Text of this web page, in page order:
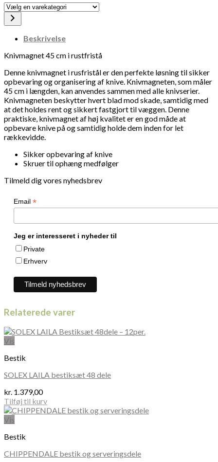
Vælg
en
varekategori
Beskrivelse
Knivmagnet 45 cm i rustfristå
Denne knivmagnet i rusfristål er den perfekte løsning til sikker
opbevaring og organisering af knive. Knivmagneten, som måler
45 cm i længden, kan anvendes sammen med alle knivserier.
Knivmagneten beskytter hvert blad mod skade, samtidig med
at det holdes rent og sikkert fastgjort til væggen. Denne
praktiske, knivmagnet af høj kvalitet er en god måde at
opbevare knive på og samtidig holde dem inden for let
rækkevidde.
Sikker opbevaring af knive
Skruer til ophæng medfølger
Tilmeld dig vores nyhedsbrev
Email *
Jeg er interesseret i nyheder til
Private
Erhverv
Relaterede varer
Vis
Bestik
SOLEX LAILA bestiksæt 48 dele
kr. 1.379,00
Tilføj til kurv
Vis
Bestik
CHIPPENDALE bestik og serveringsdele